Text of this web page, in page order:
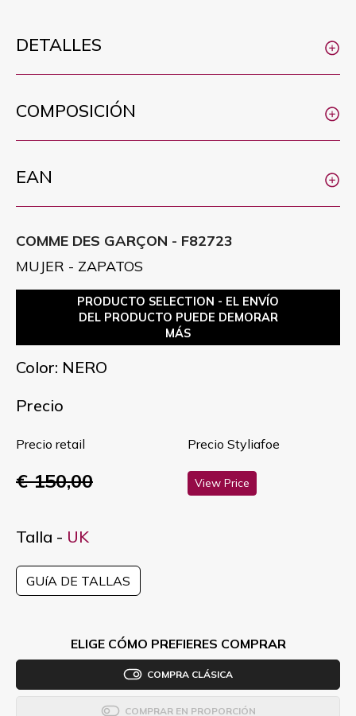
DETALLES
COMPOSICIÓN
EAN
COMME DES GARÇON - F82723
MUJER - ZAPATOS
PRODUCTO SELECTION - EL ENVÍO
DEL PRODUCTO PUEDE DEMORAR
MÁS
Color: NERO
Precio
Precio retail
€ 150,00
Precio Styliafoe
View Price
Talla - UK
GUíA DE TALLAS
ELIGE CÓMO PREFIERES COMPRAR
COMPRA CLÁSICA
COMPRAR EN PROPORCIÓN